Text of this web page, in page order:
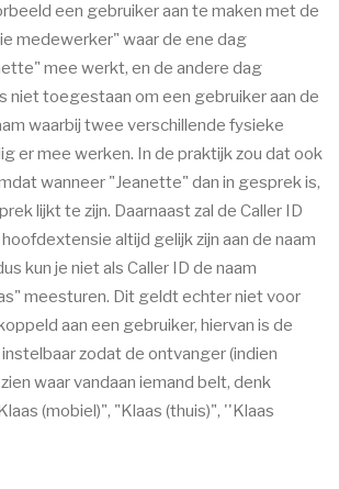
een gebruiker aan te maken met de
medewerker" waar de ene dag
mee werkt, en de andere dag
niet toegestaan om een gebruiker aan de
waarbij twee verschillende fysieke
er mee werken. In de praktijk zou dat ook
wanneer "Jeanette" dan in gesprek is,
lijkt te zijn. Daarnaast zal de Caller ID
altijd gelijk zijn aan de naam
kun je niet als Caller ID de naam
meesturen. Dit geldt echter niet voor
aan een gebruiker, hiervan is de
zodat de ontvanger (indien
waar vandaan iemand belt, denk
(mobiel)", "Klaas (thuis)", ''Klaas